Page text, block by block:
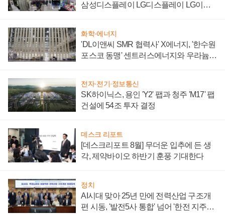
삼성디스플레이 LG디스플레이 LG이노
화학·에너지
'DL이앤씨 SMR 협력사' X에너지, '한수원
포스코 동맹' 센트러스에너지와 우라늄
전자·전기·정보통신
SK하이닉스, 용인 'Y2' 팹과 청주 'M17' 팹
건설에 54조 투자 결정
데스크 리포트
[데스크리포트 8월] 무더운 입추에 든 생
각, 제약바이오 하반기 훈풍 기대한다
정치
AI시대 맞아 25년 만에 전력산업 구조개
편 시동, '발전5사 통합' 넘어 '한전 지주사'